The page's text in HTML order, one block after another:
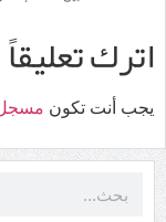
اترك تعليقاً
يجب أنت تكون